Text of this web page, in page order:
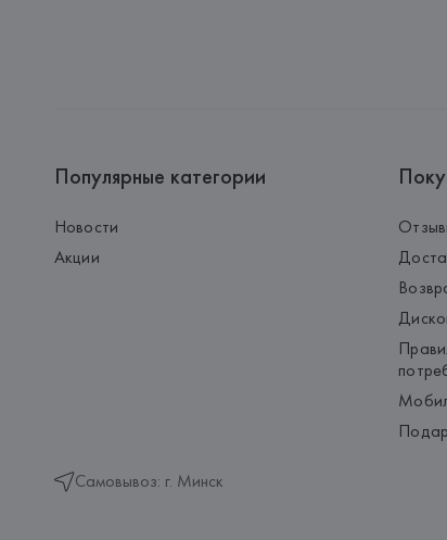
Популярные категории
Новости
Акции
Самовывоз: г. Минск